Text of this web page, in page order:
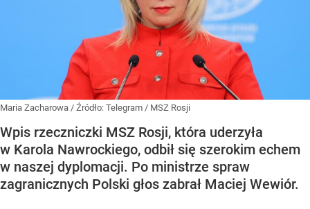
Maria Zacharowa / Źródło: Telegram / MSZ Rosji
Wpis rzeczniczki MSZ Rosji, która uderzyła
w Karola Nawrockiego, odbił się szerokim echem
w naszej dyplomacji. Po ministrze spraw
zagranicznych Polski głos zabrał Maciej Wewiór.